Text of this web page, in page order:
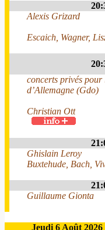
Alexis Grizard
Escaich, Wagner,
concerts privés pour
d’Allemagne (Gdo)
Christian Ott
Ghislain Leroy
Buxtehude, Bach,
Guillaume Gionta
Jeudi 6 Août 2026